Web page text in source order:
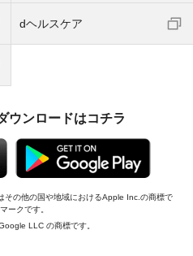
dヘルスケア
ウンロードはコチラ
の他の国や地域におけるApple Inc.の商標で
ークです。
LLC の商標です。